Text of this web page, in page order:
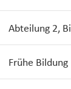
Abteilung 2,
Frühe Bildung